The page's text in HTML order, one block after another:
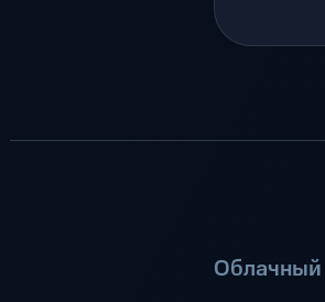
Облачный